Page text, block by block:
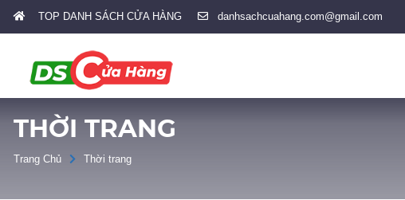
TOP DANH SÁCH CỬA HÀNG danhsachcuahang.com@gmail.com
THỜI TRANG
Trang Chủ Thời trang